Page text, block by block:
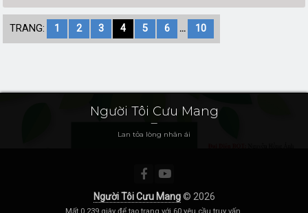
TRANG: 1 2 3 4 5 6 ... 10
Người Tôi Cưu Mang
Lan tỏa lòng nhân ái
Người Tôi Cưu Mang© 2026